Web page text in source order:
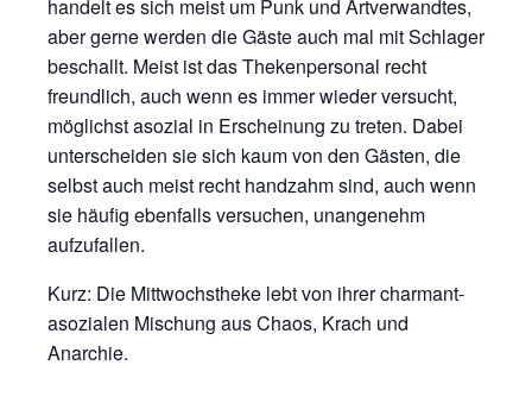
handelt es sich meist um Punk und Artverwandtes,
aber gerne werden die Gäste auch mal mit Schlager
beschallt. Meist ist das Thekenpersonal recht
freundlich, auch wenn es immer wieder versucht,
möglichst asozial in Erscheinung zu treten. Dabei
unterscheiden sie sich kaum von den Gästen, die
selbst auch meist recht handzahm sind, auch wenn
sie häufig ebenfalls versuchen, unangenehm
aufzufallen.
Kurz: Die Mittwochstheke lebt von ihrer charmant-
asozialen Mischung aus Chaos, Krach und
Anarchie.